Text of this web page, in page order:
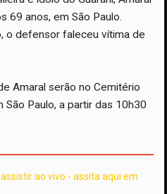
69 anos, em São Paulo.
o defensor faleceu vítima de
Amaral serão no Cemitério
São Paulo, a partir das 10h30
ao vivo - assita aqui em